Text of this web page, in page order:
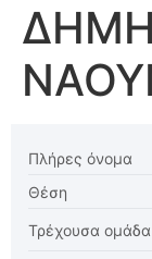
Πλήρες όνομα
Θέση
Τρέχουσα ομάδα